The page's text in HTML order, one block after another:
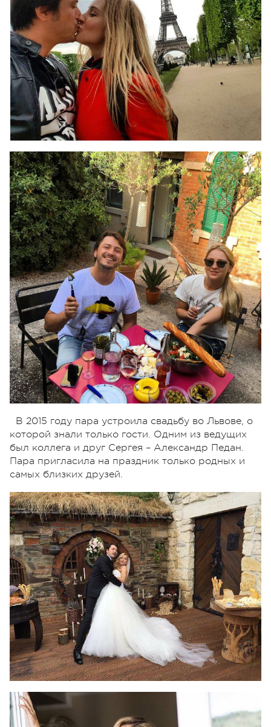
В 2015 году пара устроила свадьбу во Львове, о
которой знали только гости. Одним из ведущих
был коллега и друг Сергея – Александр Педан.
Пара пригласила на праздник только родных и
самых близких друзей.